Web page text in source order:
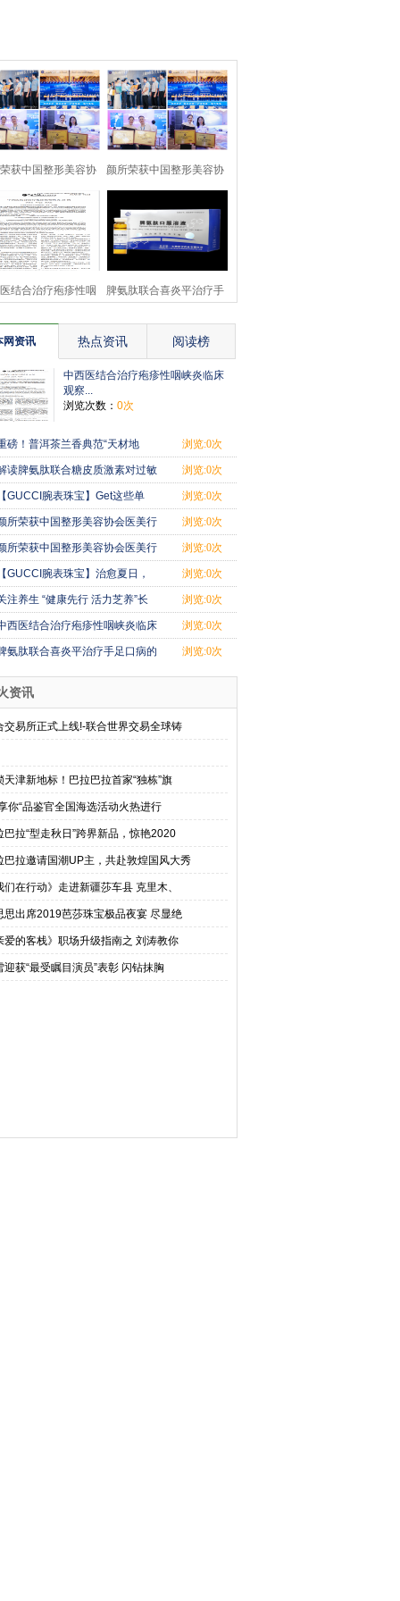
获中国整形美容协
美行业爱心机构
颜所荣获中国整形美容协
会医美行业爱心机构
结合治疗疱疹性咽 脾氨肽联合喜炎平治疗手
网资讯
热点资讯 阅读榜
中西医结合治疗疱疹性咽峡炎临床
观察...
浏览次数： 0次
磅！普洱茶兰香典范“天材地
”全新上市
浏览:0次
读脾氨肽联合糖皮质激素对过敏
鼻炎
浏览:0次
GUCCI腕表珠宝】Get这些单
，轻松掌握“
浏览:0次
所荣获中国整形美容协会医美行
爱心机构
浏览:0次
所荣获中国整形美容协会医美行
爱心机构
浏览:0次
GUCCI腕表珠宝】治愈夏日，
何时髦度假
浏览:0次
注养生 “健康先行 活力芝养”长
健康月
浏览:0次
西医结合治疗疱疹性咽峡炎临床
察
浏览:0次
氨肽联合喜炎平治疗手足口病的
效观察
浏览:0次
资讯
交易所正式上线!-联合世界交易全球铸
天津新地标！巴拉巴拉首家“独栋”旗
你“品鉴官全国海选活动火热进行
巴拉“型走秋日”跨界新品，惊艳2020
巴拉邀请国潮UP主，共赴敦煌国风大秀
们在行动》走进新疆莎车县 克里木、
思出席2019芭莎珠宝极品夜宴 尽显绝
爱的客栈》职场升级指南之 刘涛教你
迎获“最受瞩目演员”表彰 闪钻抹胸